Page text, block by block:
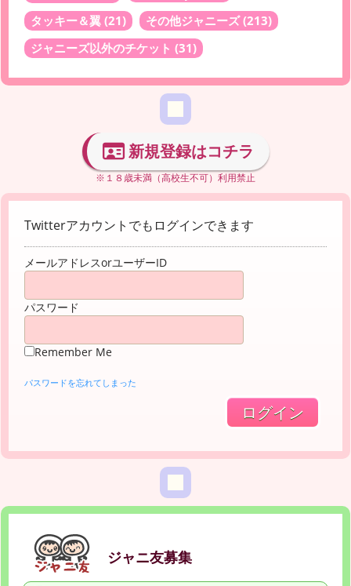
タッキー＆翼 (21) その他ジャニーズ(213)
ジャニーズ以外のチケット (31)
新規登録はコチラ
※１８歳未満（高校生不可）利用禁止
Twitterアカウントでもログインできます
メールアドレスorユーザーID
パスワード
Remember Me
パスワードを忘れてしまった
ジャニ友募集